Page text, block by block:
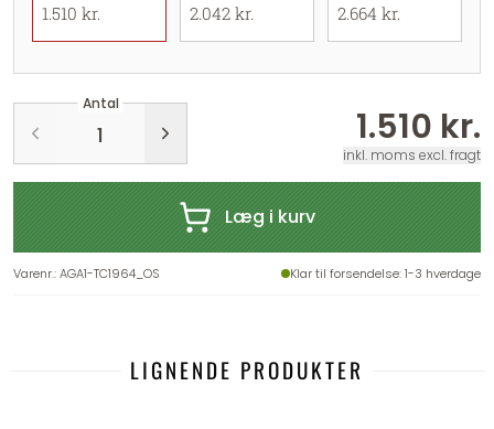
1.510 kr. 2.042 kr. 2.664 kr.
Antal
1.510 kr.
inkl. moms excl. fragt
Læg i kurv
Varenr.:AGA1-TC1964_OS Klar til forsendelse: 1-3 hverdage
LIGNENDE PRODUKTER